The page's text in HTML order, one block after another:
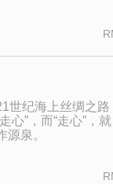
世纪海上丝绸之路
”，而“走心”，就
泉。